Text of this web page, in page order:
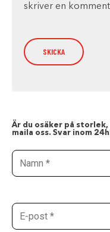
skriver en
Är du osäker på
maila oss. Svar inom